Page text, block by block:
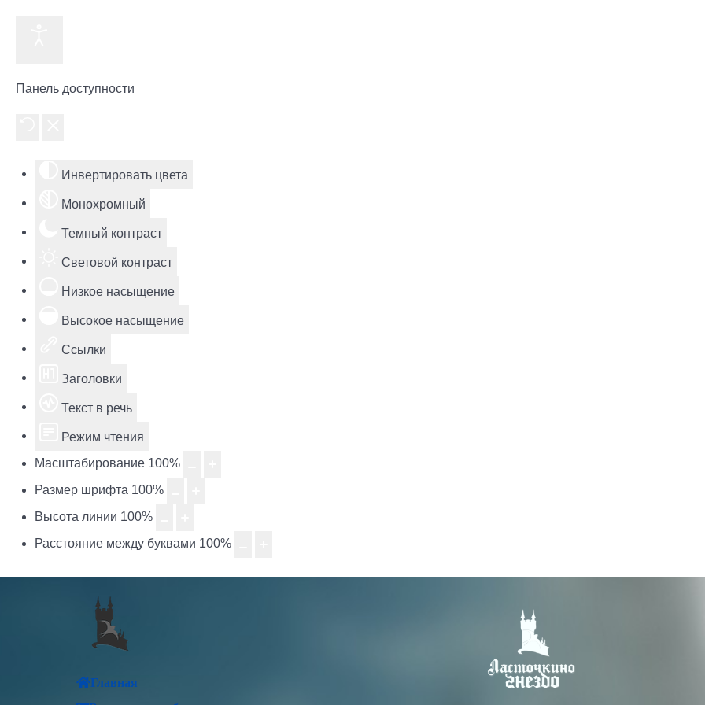
Панель доступности
Инвертировать цвета
Монохромный
Темный контраст
Световой контраст
Низкое насыщение
Высокое насыщение
Ссылки
Заголовки
Текст в речь
Режим чтения
Масштабирование 100%
Размер шрифта 100%
Высота линии 100%
Расстояние между буквами 100%
Главная